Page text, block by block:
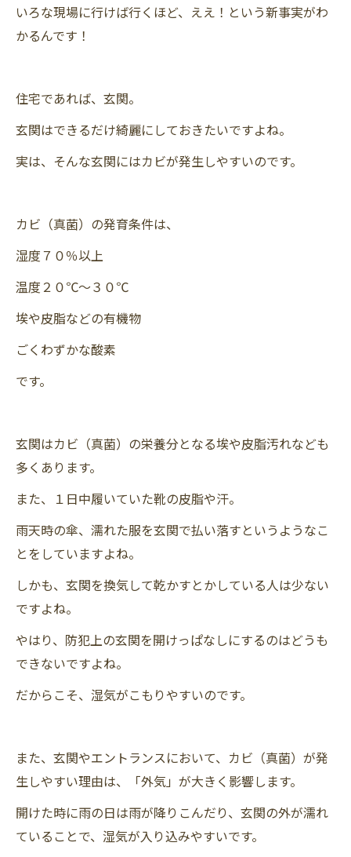
いろな現場に行けば行くほど、ええ！という新事実がわ
かるんです！
住宅であれば、玄関。
玄関はできるだけ綺麗にしておきたいですよね。
実は、そんな玄関にはカビが発生しやすいのです。
カビ（真菌）の発育条件は、
湿度７０％以上
温度２０℃～３０℃
埃や皮脂などの有機物
ごくわずかな酸素
です。
玄関はカビ（真菌）の栄養分となる埃や皮脂汚れなども
多くあります。
また、１日中履いていた靴の皮脂や汗。
雨天時の傘、濡れた服を玄関で払い落すというようなこ
とをしていますよね。
しかも、玄関を換気して乾かすとかしている人は少ない
ですよね。
やはり、防犯上の玄関を開けっぱなしにするのはどうも
できないですよね。
だからこそ、湿気がこもりやすいのです。
また、玄関やエントランスにおいて、カビ（真菌）が発
生しやすい理由は、「外気」が大きく影響します。
開けた時に雨の日は雨が降りこんだり、玄関の外が濡れ
ていることで、湿気が入り込みやすいです。